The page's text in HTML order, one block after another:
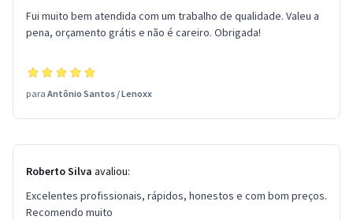
Fui muito bem atendida com um trabalho de qualidade. Valeu a
pena, orçamento grátis e não é careiro. Obrigada!
para Antônio Santos /Lenoxx
Roberto Silva avaliou:
Excelentes profissionais, rápidos, honestos e com bom preços.
Recomendo muito